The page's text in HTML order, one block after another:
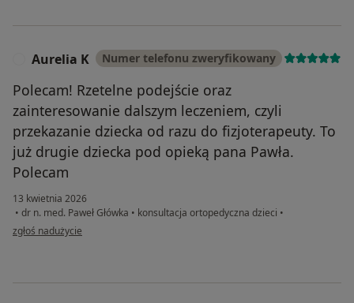
Aurelia K Numer telefonu zweryfikowany
Polecam! Rzetelne podejście oraz
zainteresowanie dalszym leczeniem, czyli
przekazanie dziecka od razu do fizjoterapeuty. To
już drugie dziecka pod opieką pana Pawła.
Polecam
13 kwietnia 2026
• dr n. med. Paweł Główka • konsultacja ortopedyczna dzieci •
w opinii użytkownika Aurelia K
zgłoś nadużycie